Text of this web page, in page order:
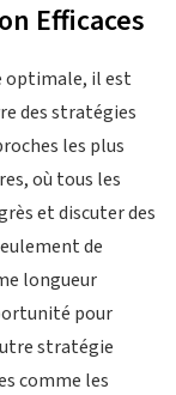
Efficaces
optimale, il est
des stratégies
les plus
où tous les
et discuter des
de
longueur
pour
stratégie
comme les